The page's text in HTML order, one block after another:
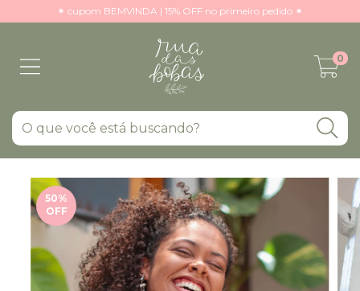
✶ cupom BEMVINDA | 15% OFF no primeiro pedido ✶
0
50%
OFF